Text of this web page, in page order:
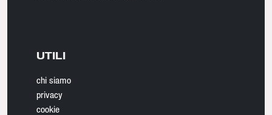
UTILI
chi siamo
privacy
cookie